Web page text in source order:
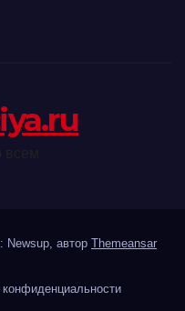
Newsup, автор Themeansar
конфиденциальности